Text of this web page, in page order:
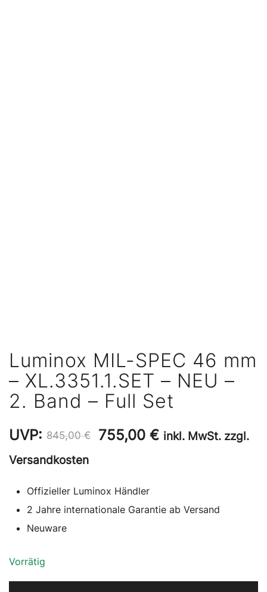
Luminox MIL-SPEC 46 mm
– XL.3351.1.SET – NEU –
2. Band – Full Set
UVP: 845,00€
Ursprünglicher
845,00 €
755,00 €Aktueller
755,00 €.
inkl. MwSt. zzgl.
Versandkosten
Offizieller Luminox Händler
2 Jahre internationale Garantie ab Versand
Neuware
Vorrätig